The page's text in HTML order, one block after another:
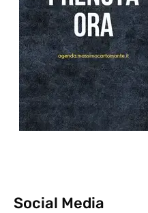
Social Media